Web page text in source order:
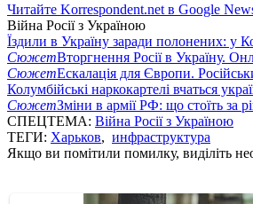
Читайте Korrespondent.net в Google
Війна Росії з Україною
Їздили в Україну заради полонених: у
СюжетВторгнення Росії в Україну.
СюжетЕскалація для Європи.
Колумбійські наркокартелі вчаться
СюжетЗміни в армії РФ: що стоїть за
СПЕЦТЕМА: Війна Росії з Україною
ТЕГИ: Харьков, инфраструктура
Якщо ви помітили помилку, виділіть